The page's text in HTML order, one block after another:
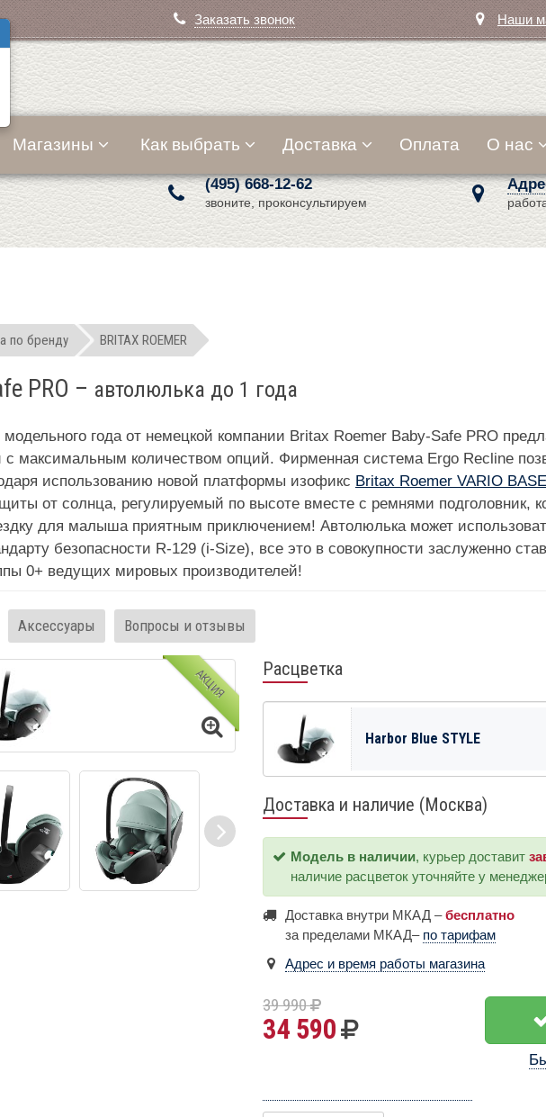
Заказать звонок Наши
(495) 668-12-62
звоните, проконсультируем
Магазины Как выбрать Доставка Оплата О нас
по бренду BRITAX ROEMER
PRO – автолюлька до 1 года
года от немецкой компании Britax Roemer Baby-Safe PRO
максимальным количеством опций. Фирменная система Ergo Recline
использованию новой платформы изофикс Britax Roemer VARIO
от солнца, регулируемый по высоте вместе с ремнями подголовник,
для малыша приятным приключением! Автолюлька может
безопасности R-129 (i-Size), все это в совокупности заслуженно
0+ ведущих мировых производителей!
Аксессуары Вопросы и отзывы
АКЦИЯ Расцветка
Harbor Blue STYLE
Доставка и наличие (Москва)
Модель в наличии, курьер доставит
наличие расцветок уточняйте у
Доставка внутри МКАД –бесплатно
за пределами МКАД– по тарифам
Адрес и время работы магазина
39 990
34 590